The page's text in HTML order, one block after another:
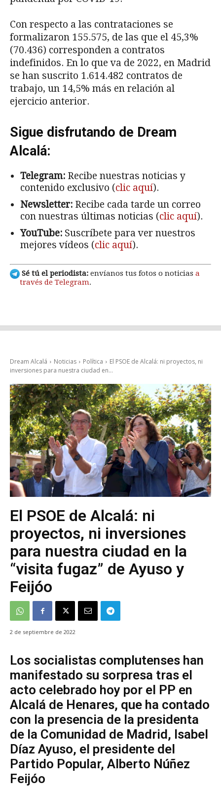
Con respecto a las contrataciones se
formalizaron 155.575, de las que el 45,3%
(70.436) corresponden a contratos
indefinidos. En lo que va de 2022, en Madrid
se han suscrito 1.614.482 contratos de
trabajo, un 14,5% más en relación al
ejercicio anterior.
Sigue disfrutando de Dream
Alcalá:
Telegram: Recibe nuestras noticias y
contenido exclusivo (clic aquí).
Newsletter: Recibe cada tarde un correo
con nuestras últimas noticias (clic aquí).
YouTube: Suscríbete para ver nuestros
mejores vídeos (clic aquí).
Sé tú el periodista: envíanos tus fotos o noticias a
través de Telegram.